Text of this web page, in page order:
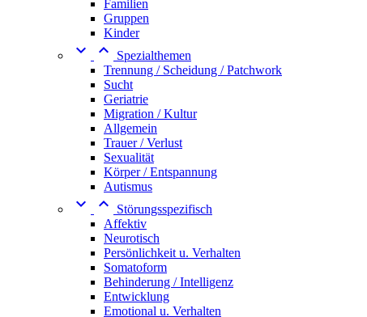
Familien
Gruppen
Kinder
 
Spezialthemen
Trennung / Scheidung / Patchwork
Sucht
Geriatrie
Migration / Kultur
Allgemein
Trauer / Verlust
Sexualität
Körper / Entspannung
Autismus
 
Störungsspezifisch
Affektiv
Neurotisch
Persönlichkeit u. Verhalten
Somatoform
Behinderung / Intelligenz
Entwicklung
Emotional u. Verhalten